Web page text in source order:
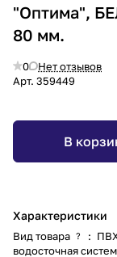
"Оптима",
80 мм.
0
Нет отзывов
Арт. 359449
В
Характеристики
Вид товара ? :
водосточная